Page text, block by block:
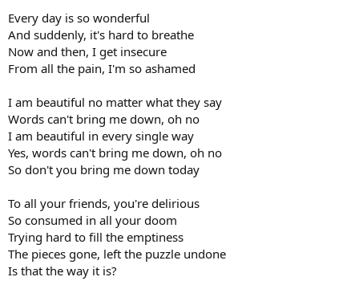
Every day is so wonderful
And suddenly, it's hard to breathe
Now and then, I get insecure
From all the pain, I'm so ashamed
I am beautiful no matter what they say
Words can't bring me down, oh no
I am beautiful in every single way
Yes, words can't bring me down, oh no
So don't you bring me down today
To all your friends, you're delirious
So consumed in all your doom
Trying hard to fill the emptiness
The pieces gone, left the puzzle undone
Is that the way it is?